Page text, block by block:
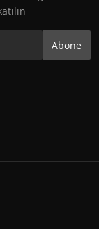
Abone